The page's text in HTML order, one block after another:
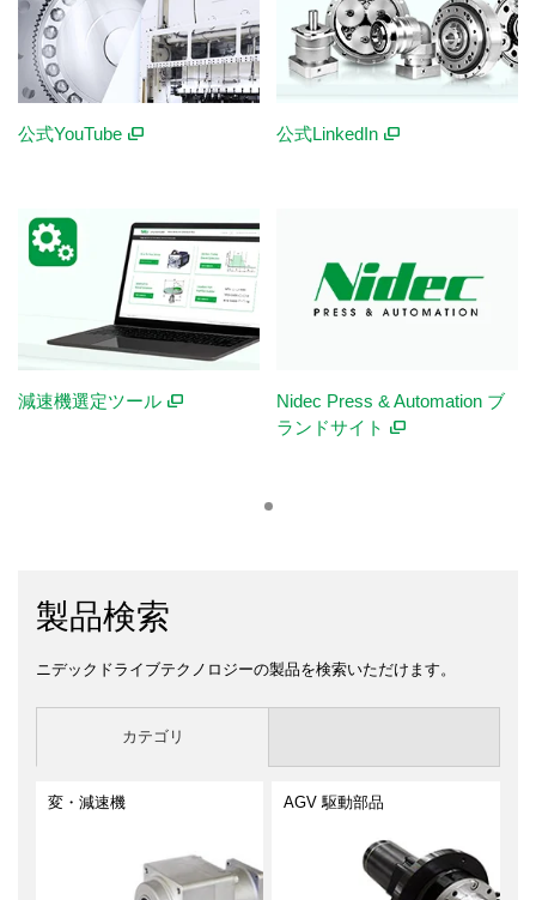
公式YouTube 公式LinkedIn
減速機選定ツール
Nidec Press & Automation ブ
ランドサイト
製品検索
ニデックドライブテクノロジーの製品を検索いただけます。
カテゴリ
変・減速機 AGV 駆動部品